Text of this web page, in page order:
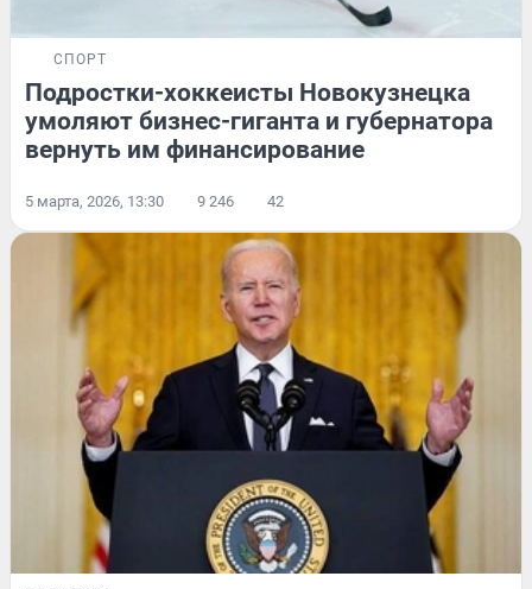
СПОРТ
Подростки-хоккеисты Новокузнецка
умоляют бизнес-гиганта и губернатора
вернуть им финансирование
5 марта, 2026, 13:30 9 246 42